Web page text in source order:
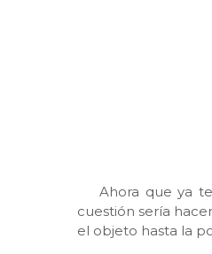
Ahora que ya
cuestión sería hacer
el objeto hasta la